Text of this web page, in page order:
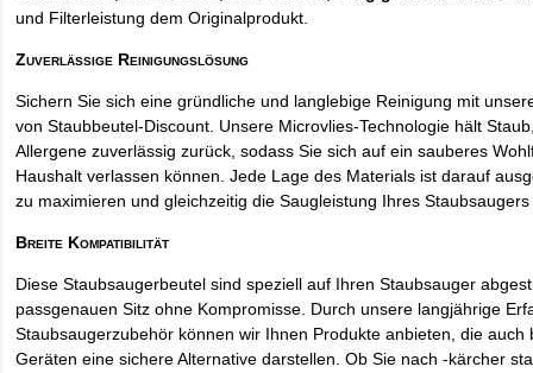
und Filterleistung dem Originalprodukt.
Zuverlässige Reinigungslösung
Sichern Sie sich eine gründliche und langlebige Reinigung mit
von Staubbeutel-Discount. Unsere Microvlies-Technologie hält
Allergene zuverlässig zurück, sodass Sie sich auf ein sauberes
Haushalt verlassen können. Jede Lage des Materials ist darauf
zu maximieren und gleichzeitig die Saugleistung Ihres
Breite Kompatibilität
Diese Staubsaugerbeutel sind speziell auf Ihren Staubsauger
passgenauen Sitz ohne Kompromisse. Durch unsere langjährige
Staubsaugerzubehör können wir Ihnen Produkte anbieten, die auch
Geräten eine sichere Alternative darstellen. Ob Sie nach -kärcher